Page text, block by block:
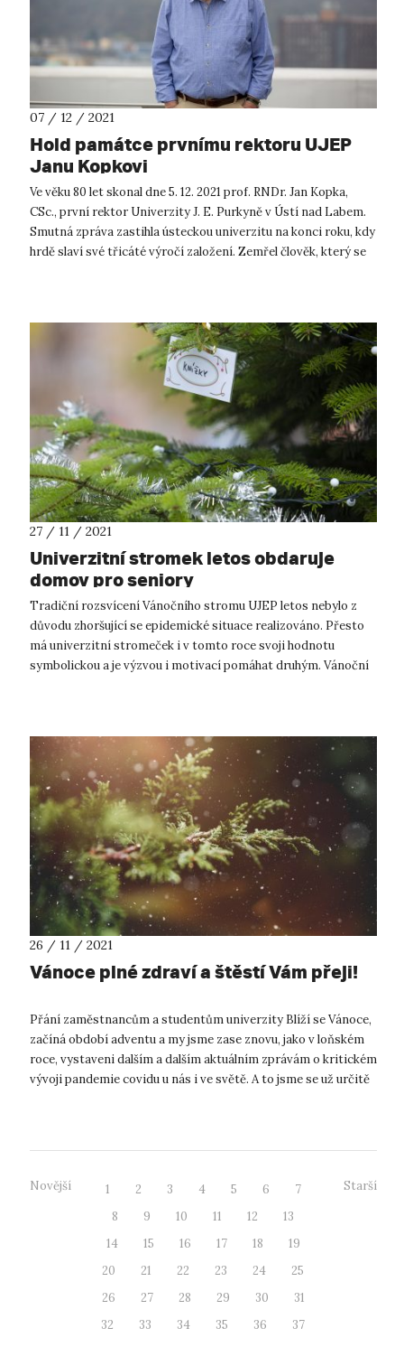
07 / 12 / 2021
Hold památce prvnímu rektoru UJEP
Janu Kopkovi
Ve věku 80 let skonal dne 5. 12. 2021 prof. RNDr. Jan Kopka,
CSc., první rektor Univerzity J. E. Purkyně v Ústí nad Labem.
Smutná zpráva zastihla ústeckou univerzitu na konci roku, kdy
hrdě slaví své třicáté výročí založení. Zemřel člověk, který se
27 / 11 / 2021
Univerzitní stromek letos obdaruje
domov pro seniory
Tradiční rozsvícení Vánočního stromu UJEP letos nebylo z
důvodu zhoršující se epidemické situace realizováno. Přesto
má univerzitní stromeček i v tomto roce svoji hodnotu
symbolickou a je výzvou i motivací pomáhat druhým. Vánoční
26 / 11 / 2021
Vánoce plné zdraví a štěstí Vám přeji!
Přání zaměstnancům a studentům univerzity Blíží se Vánoce,
začíná období adventu a my jsme zase znovu, jako v loňském
roce, vystaveni dalším a dalším aktuálním zprávám o kritickém
vývoji pandemie covidu u nás i ve světě. A to jsme se už určitě
Novější 1 2 3 4 5 6
7
8
9 10 11 12
13
14
15 16 17 18
19
20
21 22 23 24
25
26
27 28 29 30
31
32
33 34 35 36
37
Starší